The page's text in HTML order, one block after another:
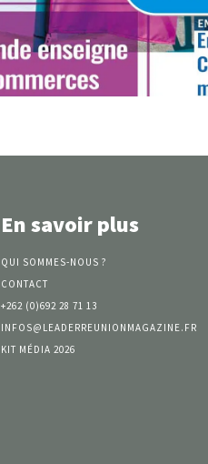
En savoir plus
QUI SOMMES-NOUS ?
CONTACT
+262 (0)692 28 71 13
INFOS@LEADERREUNIONMAGAZINE.FR
KIT MÉDIA 2026